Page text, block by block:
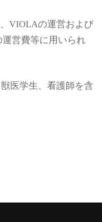
VIOLAの運営および
運営費等に用いられ
医学生、看護師を含